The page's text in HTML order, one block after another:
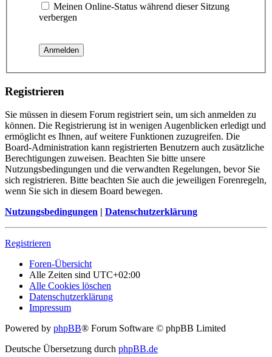
Meinen Online-Status während dieser Sitzung
verbergen
Registrieren
Sie müssen in diesem Forum registriert sein, um sich anmelden zu
können. Die Registrierung ist in wenigen Augenblicken erledigt und
ermöglicht es Ihnen, auf weitere Funktionen zuzugreifen. Die
Board-Administration kann registrierten Benutzern auch zusätzliche
Berechtigungen zuweisen. Beachten Sie bitte unsere
Nutzungsbedingungen und die verwandten Regelungen, bevor Sie
sich registrieren. Bitte beachten Sie auch die jeweiligen Forenregeln,
wenn Sie sich in diesem Board bewegen.
Nutzungsbedingungen | Datenschutzerklärung
Registrieren
Foren-Übersicht
Alle Zeiten sind UTC+02:00
Alle Cookies löschen
Datenschutzerklärung
Impressum
Powered by phpBB® Forum Software © phpBB Limited
Deutsche Übersetzung durch phpBB.de